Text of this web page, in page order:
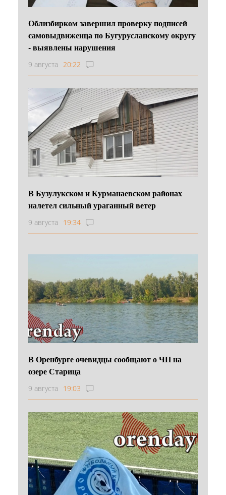
Облизбирком завершил проверку подписей
самовыдвиженца по Бугурусланскому округу
- выявлены нарушения
9 августа 20:22
В Бузулукском и Курманаевском районах
налетел сильный ураганный ветер
9 августа 19:34
В Оренбурге очевидцы сообщают о ЧП на
озере Старица
9 августа 19:03